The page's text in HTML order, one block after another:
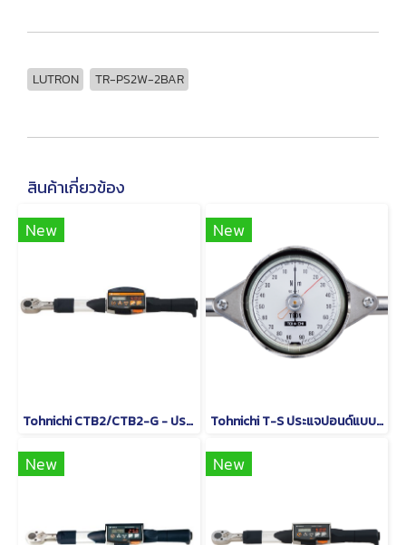
LUTRON TR-PS2W-2BAR
สินค้าเกี่ยวข้อง
New
Tohnichi CTB2/CTB2-G - ประแจปอนด์แบบดิจิทัล
New
Tohnichi T-S ประแจปอนด์แบบหน้าปัดชนิดด้ามจับรูปตัว T
New New